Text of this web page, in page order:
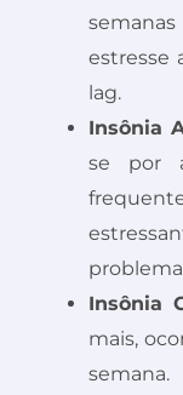
estresse
lag.
Insônia
se por
Insônia
mais,